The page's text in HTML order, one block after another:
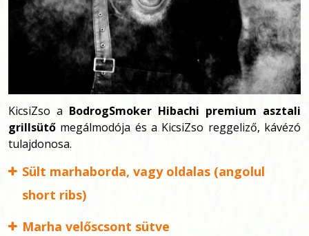
KicsiZso a BodrogSmoker Hibachi premium asztali
grillsütő megálmodója és a KicsiZso reggeliző, kávézó
tulajdonosa.
Sült marhaborda, vagy oldalas (angolul
short ribs)
Marha velőscsont sütve